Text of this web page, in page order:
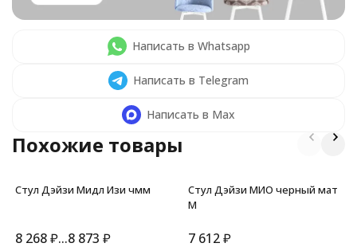
Написать в Whatsapp
Написать в Telegram
Написать в Max
Похожие товары
Стул Дэйзи Мидл Изи чмм
8 268₽...8 873 ₽
Стул Дэйзи МИО черный мат
М
7 612 ₽